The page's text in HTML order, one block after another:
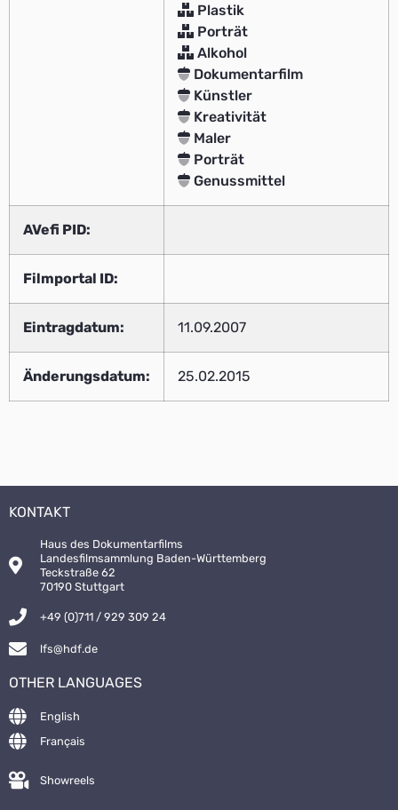
Plastik
Porträt
Alkohol
Dokumentarfilm
Künstler
Kreativität
Maler
Porträt
Genussmittel
AVefi PID:
Filmportal ID:
Eintragdatum: 11.09.2007
Änderungsdatum: 25.02.2015
KONTAKT
Haus des Dokumentarfilms
Landesfilmsammlung Baden-Württemberg
Teckstraße 62
70190 Stuttgart
+49 (0)711 / 929 309 24
lfs@hdf.de
OTHER LANGUAGES
English
Français
Showreels